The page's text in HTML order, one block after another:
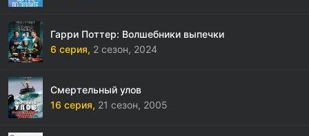
Гарри Поттер: Волшебники выпечки
6 серия, 2 сезон, 2024
Смертельный улов
16 серия, 21 сезон, 2005